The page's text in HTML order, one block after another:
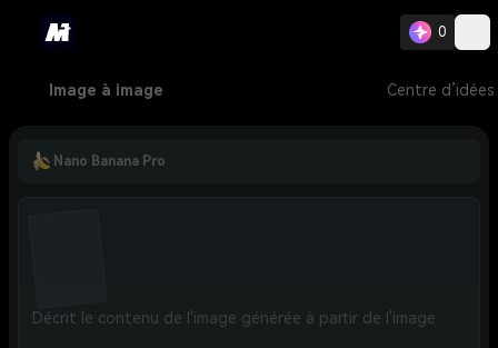
0
Image à image Centre d’idées
Nano Banana Pro